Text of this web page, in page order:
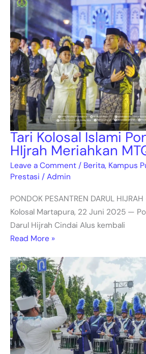
Tari Kolosal Islami
HIjrah Meriahkan
Leave a Comment / Berita, Kampus
Prestasi / Admin
PONDOK PESANTREN DARUL
Kolosal Martapura, 22 Juni 2025 —
Darul Hijrah Cindai Alus kembali
Read More »